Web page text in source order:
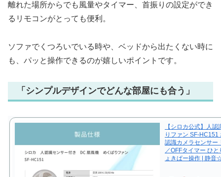
離れた場所からでも風量やタイマー、首振りの設定ができ
るリモコンがとっても便利。
ソファでくつろいでいる時や、ベッドから出たくない時に
も、パッと操作できるのが嬉しいポイントです。
「シンプルデザインでどんな部屋にも合う」
【シロカ公式】人
りファン SF-HC151
認識カメラセンサー
／OFFタイマー ひ
ょきぱー操作 | 静音